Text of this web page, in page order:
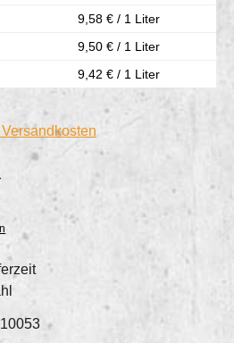
9,58 € / 1 Liter
9,50 € / 1 Liter
9,42 € / 1 Liter